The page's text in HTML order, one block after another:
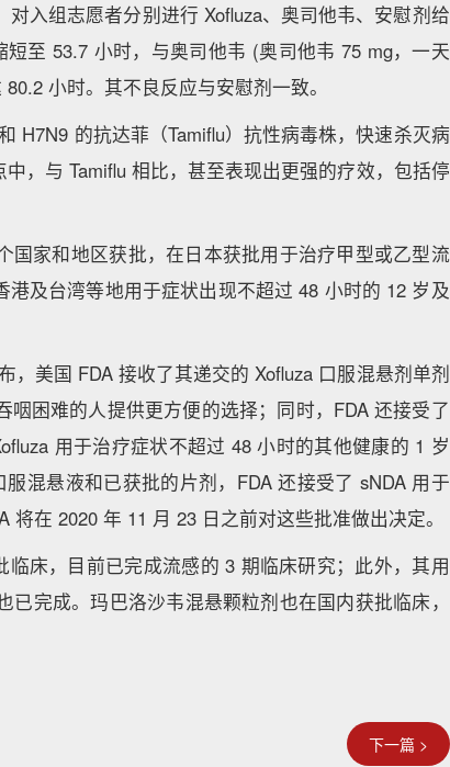
入组志愿者分别进行 Xofluza、奥司他韦、安慰剂给
至 53.7 小时，与奥司他韦 (奥司他韦 75 mg，一天
小时。其不良反应与安慰剂一致。
H7N9 的抗达菲（Tamiflu）抗性病毒株，快速杀灭病
，与 Tamiflu 相比，甚至表现出更强的疗效，包括停
国家和地区获批，在日本获批用于治疗甲型或乙型流
及台湾等地用于症状出现不超过 48 小时的 12 岁及
，美国 FDA 接收了其递交的 Xofluza 口服混悬剂单剂
困难的人提供更方便的选择；同时，FDA 还接受了
用于治疗症状不超过 48 小时的其他健康的 1 岁
混悬液和已获批的片剂，FDA 还接受了 sNDA 用于
在 2020 年 11 月 23 日之前对这些批准做出决定。
床，目前已完成流感的 3 期临床研究；此外，其用
完成。玛巴洛沙韦混悬颗粒剂也在国内获批临床，
下一篇 >